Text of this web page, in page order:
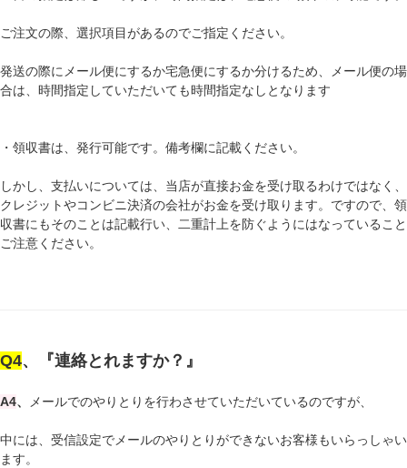
ご注文の際、選択項目があるのでご指定ください。
発送の際にメール便にするか宅急便にするか分けるため、メール便の場
合は、時間指定していただいても時間指定なしとなります
・領収書は、発行可能です。備考欄に記載ください。
しかし、支払いについては、当店が直接お金を受け取るわけではなく、
クレジットやコンビニ決済の会社がお金を受け取ります。ですので、領
収書にもそのことは記載行い、二重計上を防ぐようにはなっていること
ご注意ください。
Q4、『連絡とれますか？』
A4、 メールでのやりとりを行わさせていただいているのですが、
中には、受信設定でメールのやりとりができないお客様もいらっしゃい
ます。